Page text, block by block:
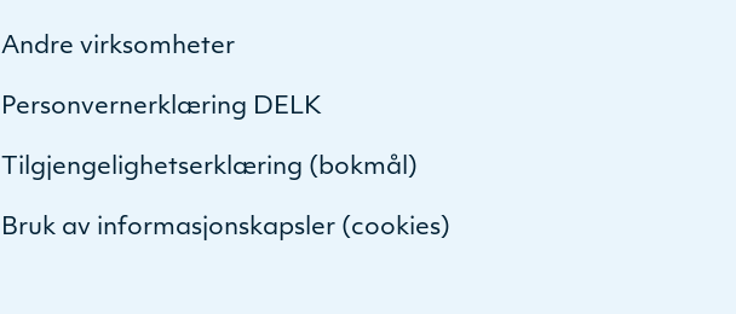
Andre virksomheter
Personvernerklæring DELK
Tilgjengelighetserklæring (bokmål)
Bruk av informasjonskapsler (cookies)